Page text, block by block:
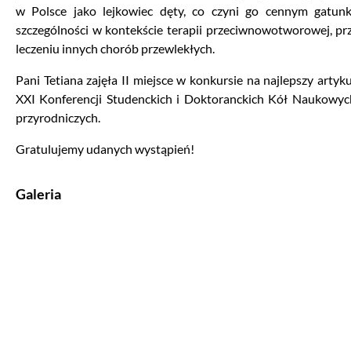
w Polsce jako lejkowiec dęty, co czyni go cennym
szczególności w kontekście terapii przeciwnowotworowej,
leczeniu innych chorób przewlekłych.
Pani Tetiana zajęła II miejsce w konkursie na najlepszy
XXI Konferencji Studenckich i Doktoranckich Kół
przyrodniczych.
Gratulujemy udanych wystąpień!
Galeria